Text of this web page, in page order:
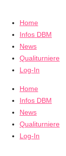
Home
Infos DBM
News
Qualiturniere
Log-In
Home
Infos DBM
News
Qualiturniere
Log-In